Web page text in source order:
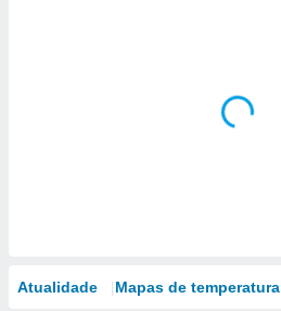
Atualidade Mapas de temperatura